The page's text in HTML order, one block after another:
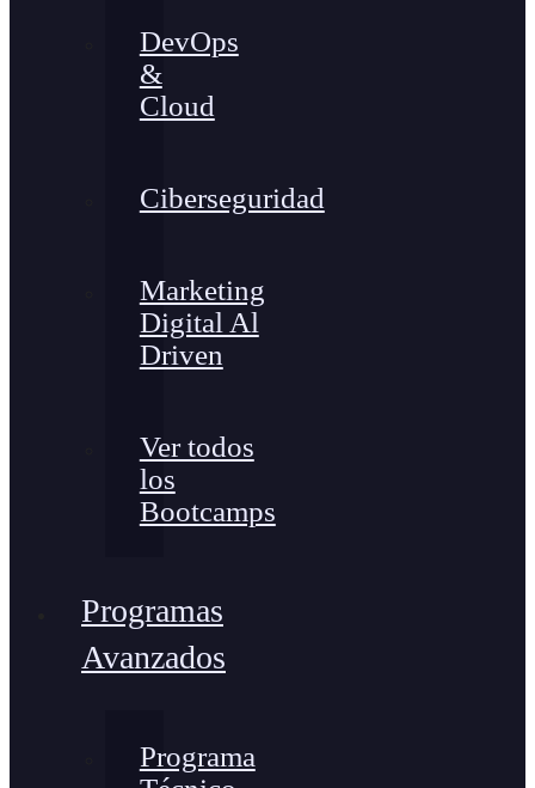
DevOps
&
Cloud
Ciberseguridad
Marketing
Digital Al
Driven
Ver todos
los
Bootcamps
Programas
Avanzados
Programa